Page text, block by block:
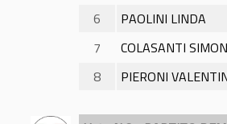
6
PAOLINI LINDA
7
COLASANTI
8
PIERONI